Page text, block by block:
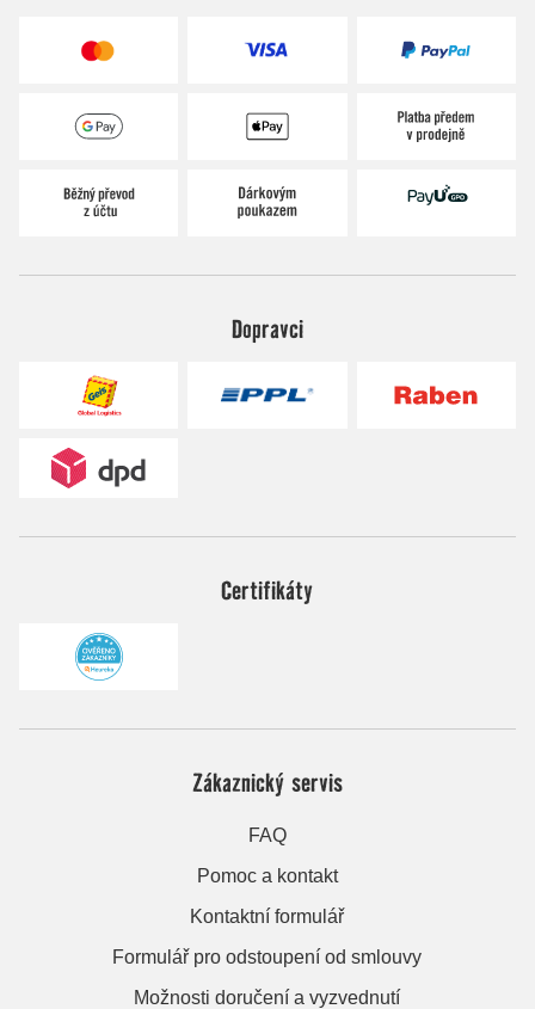
Dopravci
Certifikáty
Zákaznický servis
FAQ
Pomoc a kontakt
Kontaktní formulář
Formulář pro odstoupení od smlouvy
Možnosti doručení a vyzvednutí